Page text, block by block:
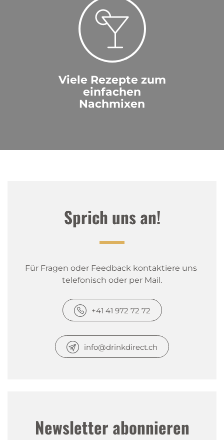
Viele Rezepte zum
einfachen
Nachmixen
Sprich uns an!
Für Fragen oder Feedback kontaktiere uns
telefonisch oder per Mail.
+41 41 972 72 72
info@drinkdirect.ch
Newsletter abonnieren